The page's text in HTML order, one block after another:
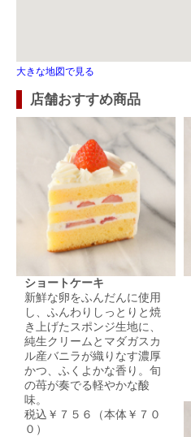
大きな地図で見る
店舗おすすめ商品
ショートケーキ
新鮮な卵をふんだんに使用
し、ふんわりしっとりと焼
き上げたスポンジ生地に、
純生クリームとマダガスカ
ル産バニラが織りなす濃厚
かつ、ふくよかな香り。旬
の苺が奏でる軽やかな酸
味。
税込￥７５６（本体￥７０
０）